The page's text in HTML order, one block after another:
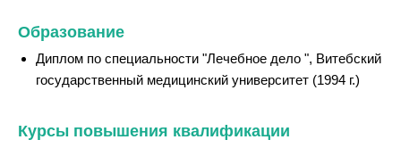
Образование
Диплом по специальности "Лечебное дело ", Витебский
государственный медицинский университет (1994 г.)
Курсы повышения квалификации